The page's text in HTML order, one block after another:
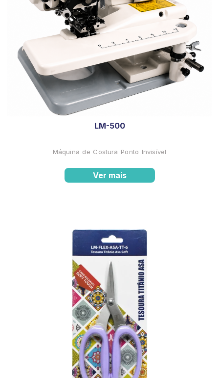
LM-500
Máquina de Costura Ponto Invisível
Ver mais